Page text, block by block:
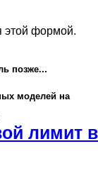
этой формой.
позже...
моделей на
лимит в